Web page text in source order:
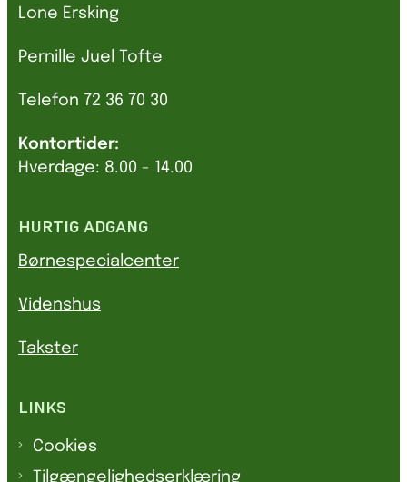
Lone Ersking
Pernille Juel Tofte
Telefon 72 36 70 30
Kontortider:
Hverdage: 8.00 - 14.00
HURTIG ADGANG
Børnespecialcenter
Videnshus
Takster
LINKS
Cookies
Tilgængelighedserklæring